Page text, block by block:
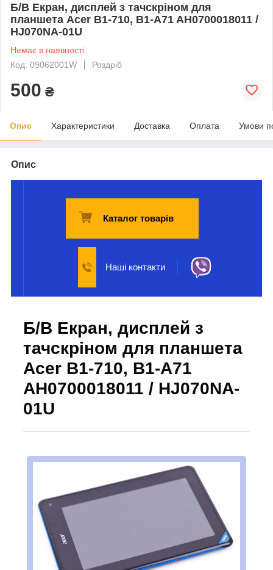
Б/В Екран, дисплей з тачскріном для
планшета Acer B1-710, B1-A71 AH0700018011 /
HJ070NA-01U
Немає в наявності
Код: 09062001W
Роздріб
500 ₴
Опис Характеристики Доставка Оплата Умови
Опис
Каталог товарів
Наші контакти
Б/В Екран, дисплей з
тачскріном для планшета
Acer B1-710, B1-A71
AH0700018011 / HJ070NA-
01U